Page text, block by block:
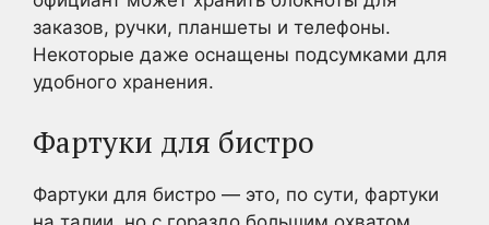
заказов, ручки, планшеты и телефоны.
Некоторые даже оснащены подсумками для
удобного хранения.
Фартуки для бистро
Фартуки для бистро — это, по сути, фартуки